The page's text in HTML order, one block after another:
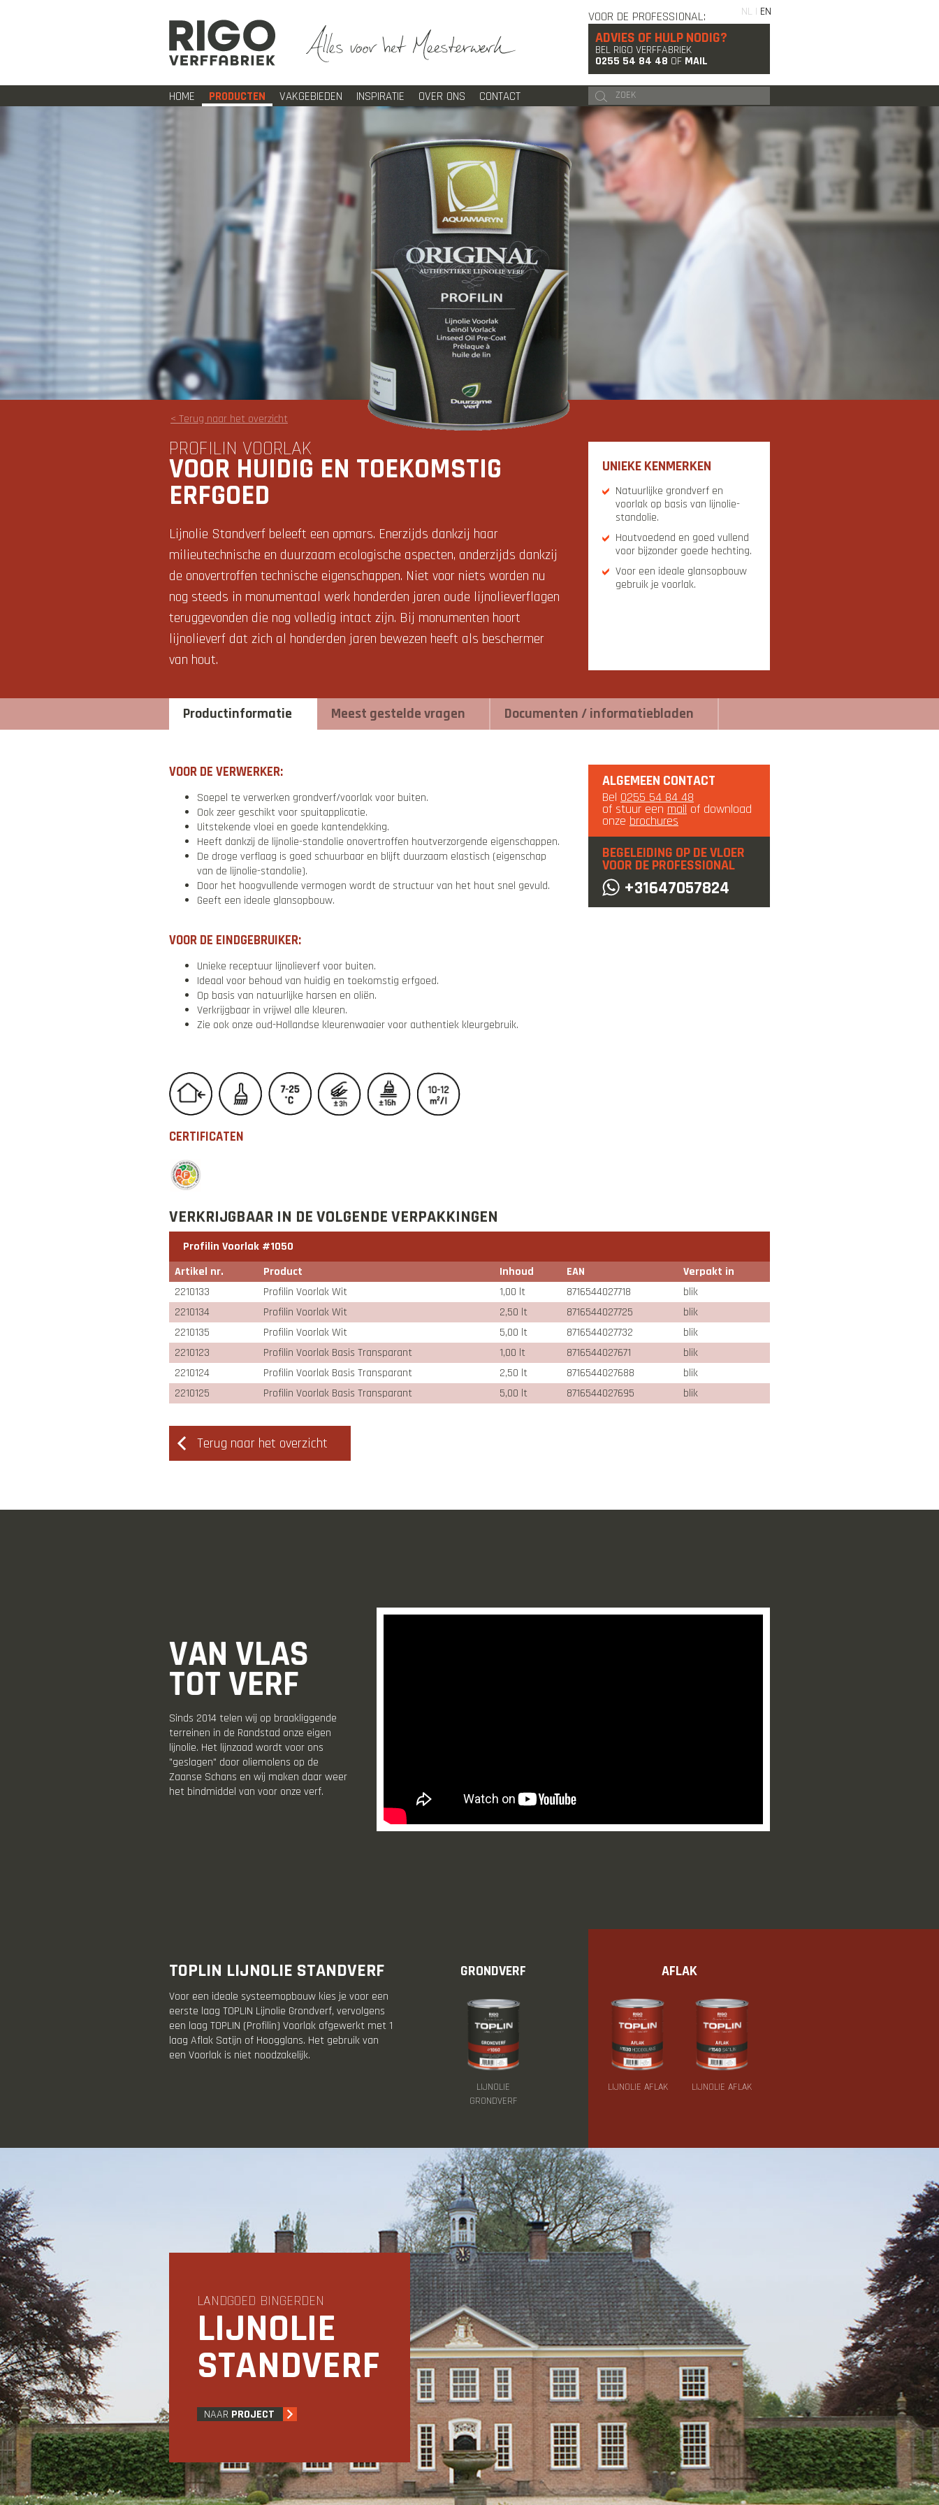
NL | EN
VOOR DE PROFESSIONAL:
ADVIES OF HULP NODIG?
BEL RIGO VERFFABRIEK
0255 54 84 48 OF MAIL
HOME PRODUCTEN VAKGEBIEDEN INSPIRATIE OVER ONS CONTACT
< Terug naar het overzicht
PROFILIN VOORLAK
VOOR HUIDIG EN TOEKOMSTIG
ERFGOED
Lijnolie Standverf beleeft een opmars. Enerzijds dankzij haar
milieutechnische en duurzaam ecologische aspecten, anderzijds dankzij
de onovertroffen technische eigenschappen. Niet voor niets worden nu
nog steeds in monumentaal werk honderden jaren oude lijnolieverflagen
teruggevonden die nog volledig intact zijn. Bij monumenten hoort
lijnolieverf dat zich al honderden jaren bewezen heeft als beschermer
van hout.
UNIEKE KENMERKEN
Natuurlijke grondverf en
voorlak op basis van lijnolie-
standolie.
Houtvoedend en goed vullend
voor bijzonder goede hechting.
Voor een ideale glansopbouw
gebruik je voorlak.
Productinformatie Meest gestelde vragen Documenten / informatiebladen
VOOR DE VERWERKER:
Soepel te verwerken grondverf/voorlak voor buiten.
Ook zeer geschikt voor spuitapplicatie.
Uitstekende vloei en goede kantendekking.
Heeft dankzij de lijnolie-standolie onovertroffen houtverzorgende eigenschappen.
De droge verflaag is goed schuurbaar en blijft duurzaam elastisch (eigenschap
van de lijnolie-standolie).
Door het hoogvullende vermogen wordt de structuur van het hout snel gevuld.
Geeft een ideale glansopbouw.
VOOR DE EINDGEBRUIKER:
Unieke receptuur lijnolieverf voor buiten.
Ideaal voor behoud van huidig en toekomstig erfgoed.
Op basis van natuurlijke harsen en oliën.
Verkrijgbaar in vrijwel alle kleuren.
Zie ook onze oud-Hollandse kleurenwaaier voor authentiek kleurgebruik.
CERTIFICATEN
ALGEMEEN CONTACT
Bel 0255 54 84 48
of stuur een mail of download
onze brochures
BEGELEIDING OP DE VLOER
VOOR DE PROFESSIONAL
+31647057824
VERKRIJGBAAR IN DE VOLGENDE VERPAKKINGEN
Profilin Voorlak #1050
Artikel nr.
Product Inhoud EAN
Verpakt in
2210133
Profilin Voorlak Wit 1,00 lt 8716544027718
blik
2210134
Profilin Voorlak Wit 2,50 lt 8716544027725
blik
2210135
Profilin Voorlak Wit 5,00 lt 8716544027732
blik
2210123
Profilin Voorlak Basis Transparant 1,00 lt 8716544027671
blik
2210124
Profilin Voorlak Basis Transparant 2,50 lt 8716544027688
blik
2210125
Profilin Voorlak Basis Transparant 5,00 lt 8716544027695 blik
Terug naar het overzicht
VAN VLAS
TOT VERF
Sinds 2014 telen wij op braakliggende
terreinen in de Randstad onze eigen
lijnolie. Het lijnzaad wordt voor ons
"geslagen" door oliemolens op de
Zaanse Schans en wij maken daar weer
het bindmiddel van voor onze verf.
TOPLIN LIJNOLIE STANDVERF
Voor een ideale systeemopbouw kies je voor een
eerste laag TOPLIN Lijnolie Grondverf, vervolgens
een laag TOPLIN (Profilin) Voorlak afgewerkt met 1
laag Aflak Satijn of Hoogglans. Het gebruik van
een Voorlak is niet noodzakelijk.
GRONDVERF
LIJNOLIE
GRONDVERF
AFLAK
LIJNOLIE AFLAK LIJNOLIE AFLAK
LANDGOED BINGERDEN
LIJNOLIE
STANDVERF
NAAR PROJECT